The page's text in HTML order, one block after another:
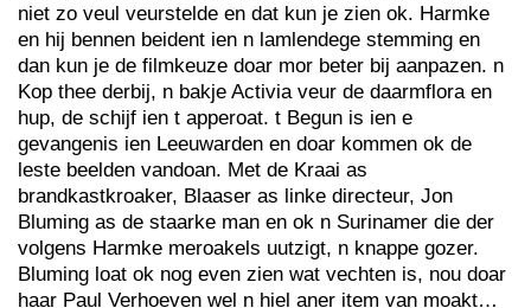
niet zo veul veurstelde en dat kun je zien ok. Harmke
en hij bennen beident ien n lamlendege stemming en
dan kun je de filmkeuze doar mor beter bij aanpazen. n
Kop thee derbij, n bakje Activia veur de daarmflora en
hup, de schijf ien t apperoat. t Begun is ien e
gevangenis ien Leeuwarden en doar kommen ok de
leste beelden vandoan. Met de Kraai as
brandkastkroaker, Blaaser as linke directeur, Jon
Bluming as de staarke man en ok n Surinamer die der
volgens Harmke meroakels uutzigt, n knappe gozer.
Bluming loat ok nog even zien wat vechten is, nou doar
haar Paul Verhoeven wel n hiel aner item van moakt…